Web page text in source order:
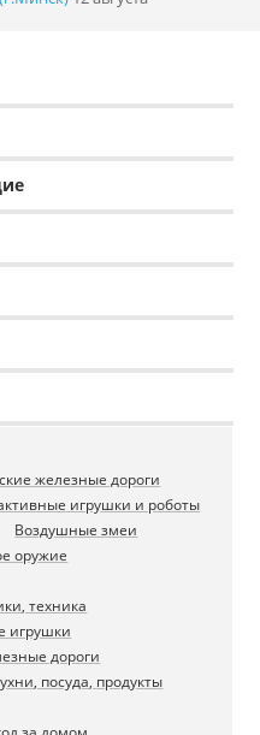
железные дороги
игрушки и роботы
Воздушные змеи
оружие
техника
игрушки
дороги
посуда, продукты